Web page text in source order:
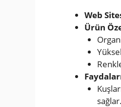
Web
Ürün
sağlar.